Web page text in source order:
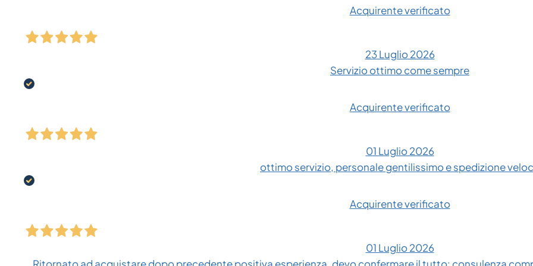
Acquirente verificato
23 Luglio 2026
Servizio ottimo come sempre
Acquirente verificato
01 Luglio 2026
ottimo servizio, personale gentilissimo e spedizione
Acquirente verificato
01 Luglio 2026